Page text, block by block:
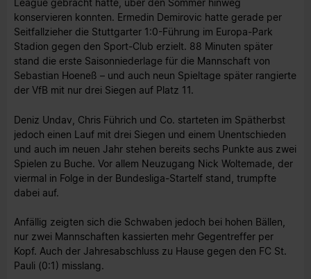
League gebracht hatte, über den Sommer hinweg
konservieren konnten. Ermedin Demirovic hatte gerade per
Seitfallzieher die Stuttgarter 1:0-Führung im Europa-Park
Stadion gegen den Sport-Club erzielt. 88 Minuten später
stand die erste Saisonniederlage für die Mannschaft von
Sebastian Hoeneß – und auch neun Spieltage später rangierte
der VfB mit nur drei Siegen auf Platz 11.
Deniz Undav, Chris Führich und Co. starteten im Spätherbst
jedoch einen Lauf mit drei Siegen und einem Unentschieden
und auch im neuen Jahr stehen bereits sechs Punkte aus zwei
Spielen zu Buche. Vor allem Neuzugang Nick Woltemade, der
viermal in Folge in der Bundesliga-Startelf stand, trumpfte
dabei auf.
Anfällig zeigten sich die Schwaben jedoch bei hohen Bällen,
nur zwei Mannschaften kassierten mehr Gegentreffer per
Kopf. Auch der Jahresabschluss zu Hause gegen den FC St.
Pauli (0:1) misslang.